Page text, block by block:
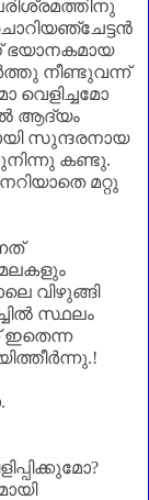
നീണ്ടുവന്ന്
വെളിച്ചമോ
ആദ്യം
സുന്ദരനായ
കണ്ടു.
മറ്റു
വിഴുങ്ങി
സ്ഥലം
ഇതെന്ന
?